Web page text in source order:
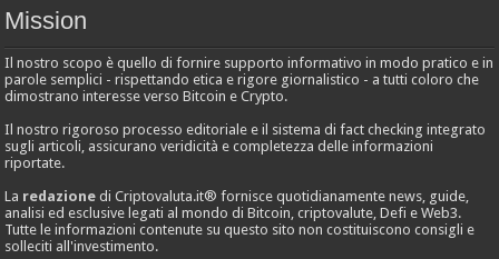
Mission
Il nostro scopo è quello di fornire supporto informativo in modo pratico e in
parole semplici - rispettando etica e rigore giornalistico - a tutti coloro che
dimostrano interesse verso Bitcoin e Crypto.
Il nostro rigoroso processo editoriale e il sistema di fact checking integrato
sugli articoli, assicurano veridicità e completezza delle informazioni
riportate.
La redazione di Criptovaluta.it® fornisce quotidianamente news, guide,
analisi ed esclusive legati al mondo di Bitcoin, criptovalute, Defi e Web3.
Tutte le informazioni contenute su questo sito non costituiscono consigli e
solleciti all'investimento.